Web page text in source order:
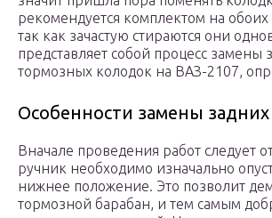
рекомендуется комплектом на обоих
так как зачастую стираются они
представляет собой процесс замены
тормозных колодок на ВАЗ-2107,
Особенности замены
Вначале проведения работ следует
ручник необходимо изначально
нижнее положение. Это позволит
тормозной барабан, и тем самым